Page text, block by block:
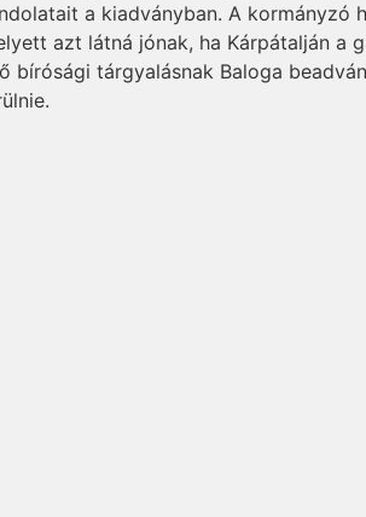
a kiadványban. A kormányzó
azt látná jónak, ha Kárpátalján a
bírósági tárgyalásnak Baloga